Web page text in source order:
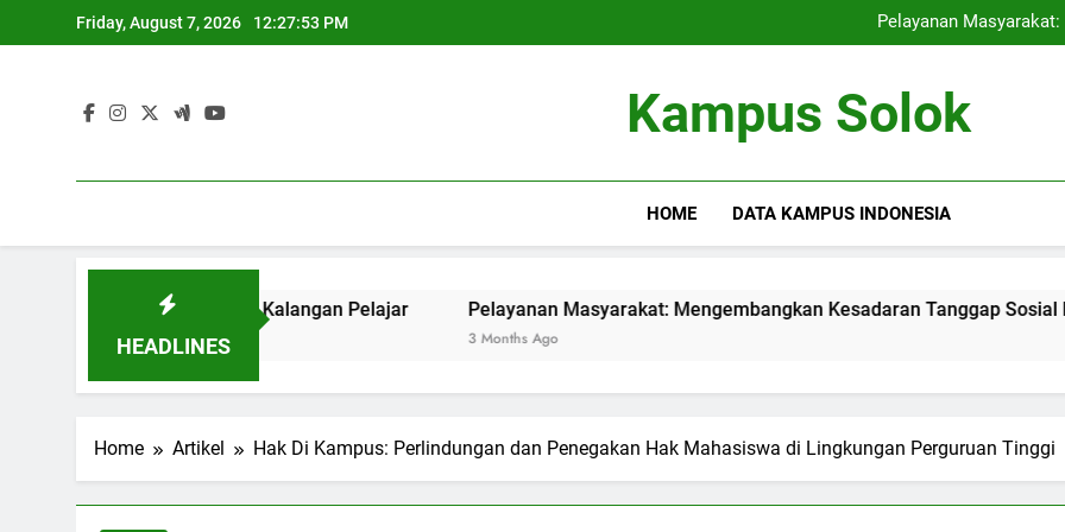
to
Friday, August 7, 2026 12:27:54 PM
Pelayanan
Kepentingan Tempat
Pelayanan
Kepentingan Tempat
Kampus Solok
HOME DATA KAMPUS INDONESIA
HEADLINES
Mandiri pada Kalangan Pelajar Pelayanan Masyarakat: Mengembangkan Kesadaran Tanggap Sosial Mahasiswa
Home Artikel Hak Di Kampus: Perlindungan dan Penegakan Hak Mahasiswa di Lingkungan Perguruan Tinggi